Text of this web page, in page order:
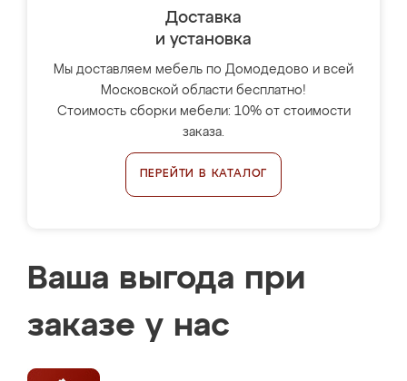
Доставка
и установка
Мы доставляем мебель по Домодедово и всей
Московской области бесплатно!
Стоимость сборки мебели: 10% от стоимости
заказа.
ПЕРЕЙТИ В КАТАЛОГ
Ваша выгода при
заказе у нас